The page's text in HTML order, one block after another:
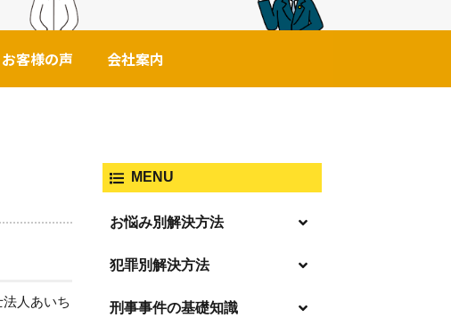
お客様の声 会社案内
人あいち
MENU
お悩み別解決方法
「逮捕」について適切に知ること
起訴後、前科がつくのを避けるた
犯罪別解決方法
事件別－暴力事件
刑事事件の基礎知識